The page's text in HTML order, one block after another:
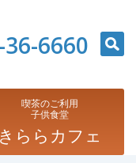
6660
喫茶のご利用
子供食堂
きららカフェ